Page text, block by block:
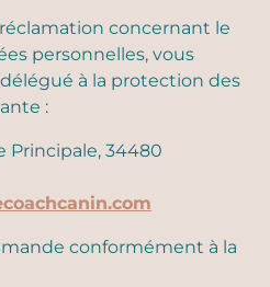
concernant le
personnelles, vous
à la protection des
:
Principale, 34480
conformément à la